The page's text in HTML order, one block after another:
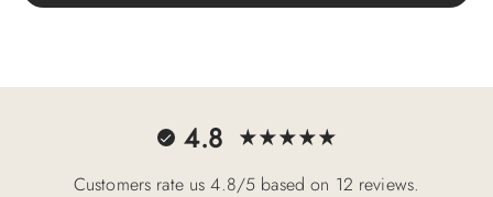
4.8
Customers rate us 4.8/5 based on 12 reviews.